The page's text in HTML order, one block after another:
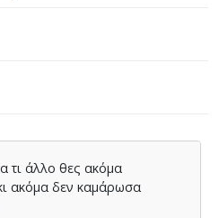
τι άλλο θες ακόµα
ακόµα δεν καµάρωσα